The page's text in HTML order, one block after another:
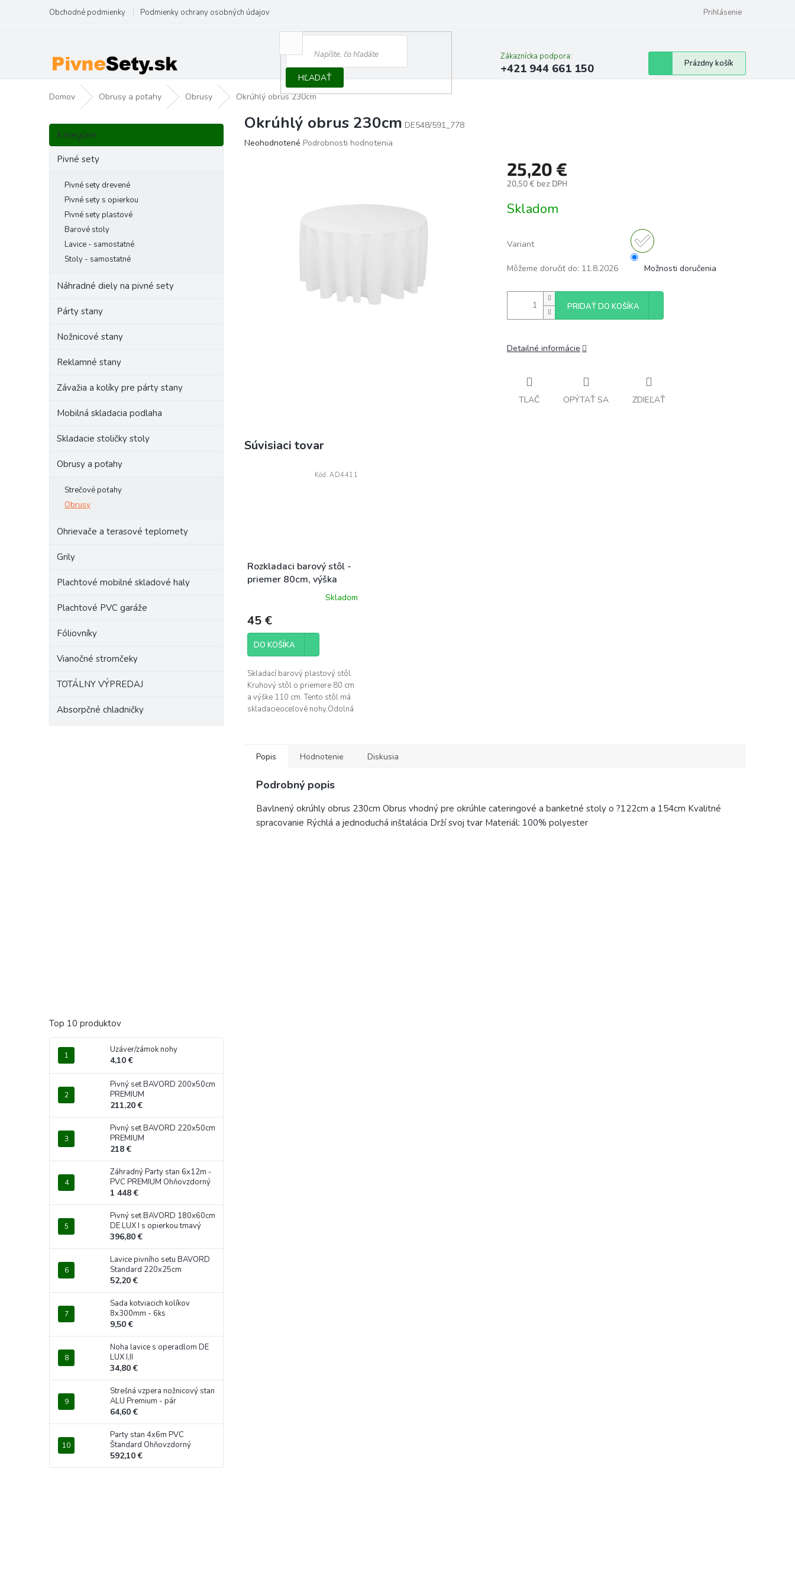
obsah
Obchodné podmienky Podmienky ochrany osobných údajov Prihlásenie
HĽADAŤ
Zákaznícka podpora:
+421 944 661 150
Nákupný
košík
Prázdny košík
Domov Obrusy a poťahy Obrusy Okrúhlý obrus 230cm
B
č
Preskočiť
kategórie
Kategórie
Pivné sety
Pivné sety drevené
Pivné sety s opierkou
Pivné sety plastové
Barové stoly
Lavice - samostatné
Stoly - samostatné
Náhradné diely na pivné sety
Párty stany
Nožnicové stany
Reklamné stany
Závažia a kolíky pre párty stany
Mobilná skladacia podlaha
Skladacie stoličky stoly
Obrusy a poťahy
Strečové poťahy
Obrusy
Ohrievače a terasové teplomety
Grily
Plachtové mobilné skladové haly
Plachtové PVC garáže
Fóliovníky
Vianočné stromčeky
TOTÁLNY VÝPREDAJ
Absorpčné chladničky
Top 10 produktov
Uzáver/zámok nohy
4,10 €
Pivný set BAVORD 200x50cm
PREMIUM
211,20 €
Pivný set BAVORD 220x50cm
PREMIUM
218 €
Záhradný Party stan 6x12m -
PVC PREMIUM Ohňovzdorný
1 448 €
Pivný set BAVORD 180x60cm
DE LUX I s opierkou tmavý
396,80 €
Lavice pivního setu BAVORD
Standard 220x25cm
52,20 €
Sada kotviacich kolíkov
8x300mm - 6ks
9,50 €
Noha lavice s operadlom DE
LUX I,II
34,80 €
Strešná vzpera nožnicový stan
ALU Premium - pár
64,60 €
Party stan 4x6m PVC
Štandard Ohňovzdorný
592,10 €
Okrúhlý obrus 230cm DE548/591_778
Priemerné
Neohodnotené Podrobnosti hodnotenia
25,20 €
20,50 € bez DPH
cena:
Skladom
Variant
Môžeme doručiť do: 11.8.2026 Možnosti doručenia
PRIDAŤ DO KOŠÍKA
Detailné informácie
TLAČ OPÝTAŤ SA ZDIEĽAŤ
Súvisiaci tovar
Rozkladaci barový stôl -
priemer 80cm, výška
Skladom
45 €
DO KOŠÍKA
Skladací barový plastový stôl.
Kruhový stôl o priemere 80 cm
a výške 110 cm. Tento stôl má
skladacieoceľové nohy.Odolná
Kód: AD4411
Popis Hodnotenie Diskusia
Podrobný popis
Bavlnený okrúhly obrus 230cm Obrus vhodný pre okrúhle cateringové a banketné stoly o ?122cm a 154cm Kvalitné
spracovanie Rýchlá a jednoduchá inštalácia Drží svoj tvar Materiál: 100% polyester